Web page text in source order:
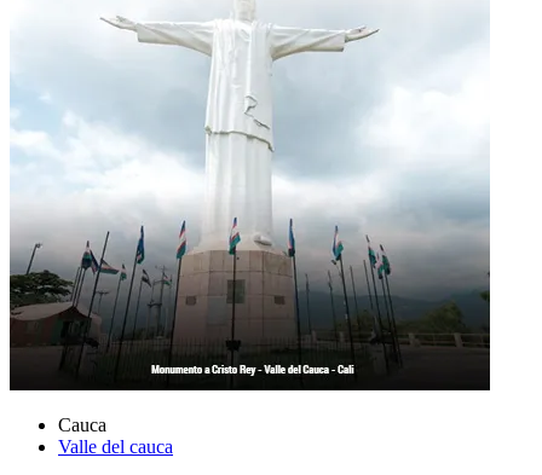
Cauca
Valle del cauca